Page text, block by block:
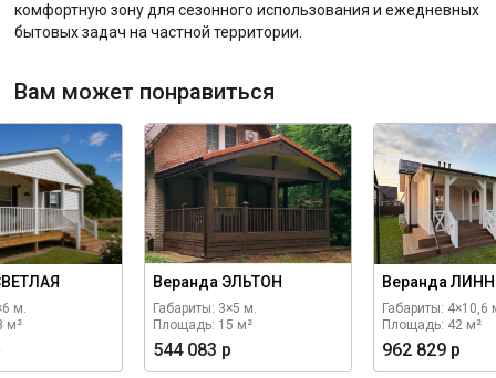
комфортную зону для сезонного использования и ежедневных
бытовых задач на частной территории.
Вам может понравиться
м.
м²
Веранда ЭЛЬТОН
Габариты: 3×5 м.
Площадь: 15 м²
544 083 р
Веранда
Габариты: 4×10,6
Площадь: 42 м²
962 829 р